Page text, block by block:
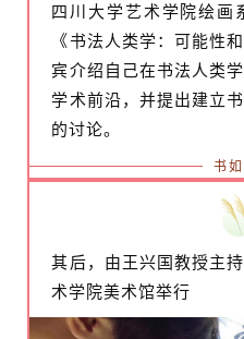
四川大学艺术学院绘画
《书法人类学：可能性
宾介绍自己在书法人类
学术前沿，并提出建立
的讨论。
书
其后，由王兴国教授主
术学院美术馆举行